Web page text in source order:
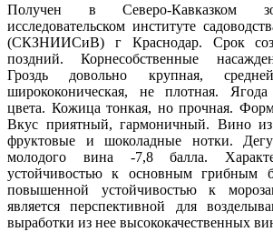
Получен в Северо-Кавказком
исследовательском институте
(СКЗНИИСиВ) г Краснодар. Срок
поздний. Корнесобственные
Гроздь довольно крупная,
ширококоническая, не плотная. Ягода
цвета. Кожица тонкая, но прочная.
Вкус приятный, гармоничный. Вино из
фруктовые и шоколадные нотки.
молодого вина -7,8 балла.
устойчивостью к основным грибным
повышенной устойчивостью к
является перспективной для
выработки из нее высококачественных